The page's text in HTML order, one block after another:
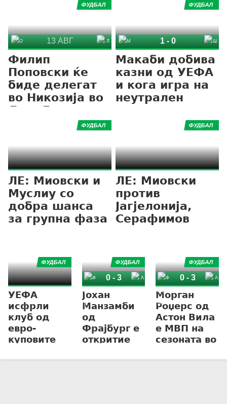
Филип
Поповски ќе
биде делегат
во Никозија во
Лига Европа
ФУДБАЛ
13 АВГ
Макаби добива
казни од УЕФА
и кога игра на
неутрален
ФУДБАЛ
1- 0
ЛЕ: Миовски и
Муслиу со
добра шанса
за групна фаза
ФУДБАЛ
ЛЕ: Миовски
против
Јагјелонија,
Серафимов
Вардар
ФУДБАЛ
УЕФА
исфрли
клуб од
евро-
куповите
местење!
ФУДБАЛ
Јохан
Манзамби
од
Фрајбург е
откритие
годината во
ФУДБАЛ
Фрајбург
0 -3
Морган
Роџерс од
Астон Вила
е МВП на
сезоната во
Европа!
ФУДБАЛ
Фрајбург
0 -3